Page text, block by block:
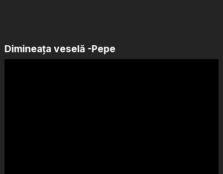
Dimineața veselă -Pepe